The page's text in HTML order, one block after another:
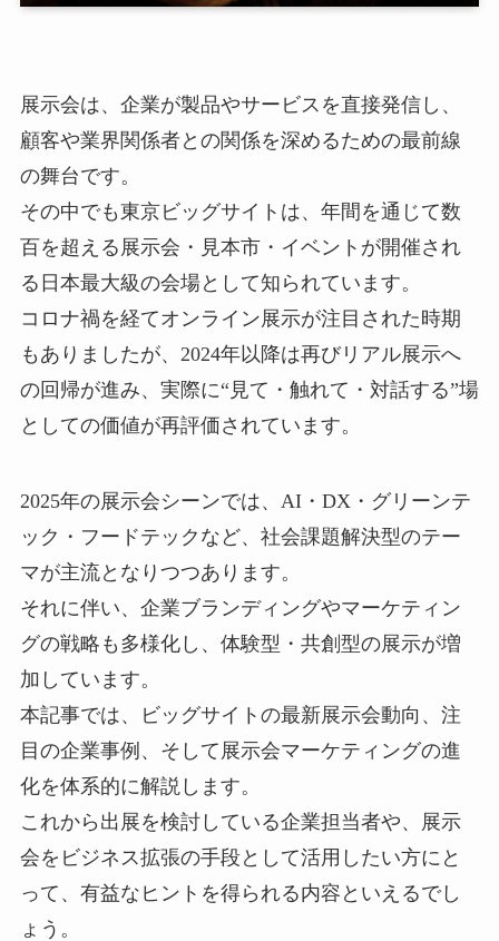
展示会は、企業が製品やサービスを直接発信し、
顧客や業界関係者との関係を深めるための最前線
の舞台です。
その中でも東京ビッグサイトは、年間を通じて数
百を超える展示会・見本市・イベントが開催され
る日本最大級の会場として知られています。
コロナ禍を経てオンライン展示が注目された時期
もありましたが、2024年以降は再びリアル展示へ
の回帰が進み、実際に“見て・触れて・対話する”場
としての価値が再評価されています。
2025年の展示会シーンでは、AI・DX・グリーンテ
ック・フードテックなど、社会課題解決型のテー
マが主流となりつつあります。
それに伴い、企業ブランディングやマーケティン
グの戦略も多様化し、体験型・共創型の展示が増
加しています。
本記事では、ビッグサイトの最新展示会動向、注
目の企業事例、そして展示会マーケティングの進
化を体系的に解説します。
これから出展を検討している企業担当者や、展示
会をビジネス拡張の手段として活用したい方にと
って、有益なヒントを得られる内容といえるでし
ょう。